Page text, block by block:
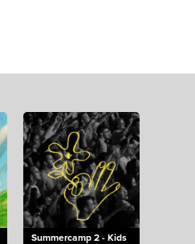
Summercamp 2 - Kids